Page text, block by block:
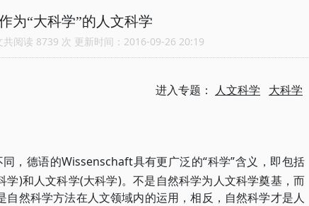
为“大科学”的人文科学
阅读 8739 次 更新时间：2016-09-26 20:19
进入专题： 人文科学 大科学
，德语的Wissenschaft具有更广泛的“科学”含义，即包括
)和人文科学(大科学)。不是自然科学为人文科学奠基，而
然科学方法在人文领域内的运用，相反，自然科学才是人